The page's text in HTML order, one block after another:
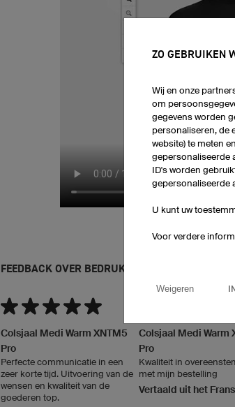
FEEDBACK OVER BEDRUKTE KATOENEN T-SHIRTS
Colsjaal Medi Warm XNTM5
Pro
Perfecte communicatie in een
zeer korte tijd. Uitvoering van de
wensen en kwaliteit van de
goederen top.
Colsjaal Medi Warm
Pro
Kwaliteit in
met mijn bestelling
Vertaald uit het Frans
ZO GEBRUIKEN
Wij en onze
om
gegevens worden
personaliseren, de
website) te meten
gepersonaliseerde
ID's worden
gepersonaliseerde
U kunt uw
Voor verdere
Weigeren